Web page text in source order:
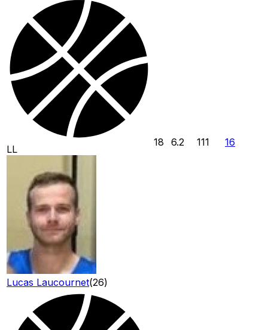
LL
Lucas Laucournet(26)
18 6.2 111 16